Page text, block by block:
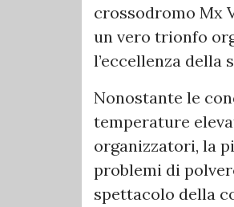
crossodromo Mx
un vero trionfo
l’eccellenza della
Nonostante le
temperature
organizzatori, la
problemi di
spettacolo della